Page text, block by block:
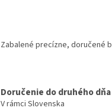
Zabalené precízne, doručené
Doručenie do druhého dňa
V rámci Slovenska